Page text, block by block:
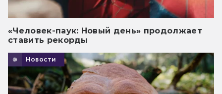
«Человек-паук: Новый день» продолжает
ставить рекорды
Новости